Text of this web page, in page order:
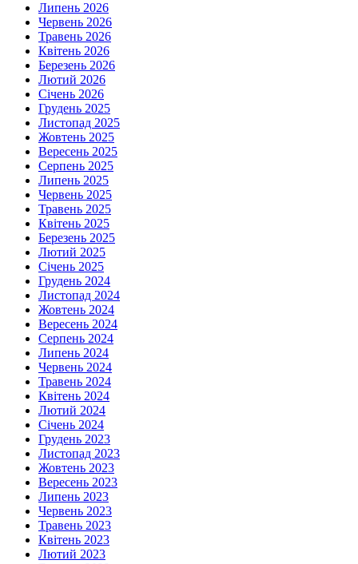
Липень 2026
Червень 2026
Травень 2026
Квітень 2026
Березень 2026
Лютий 2026
Січень 2026
Грудень 2025
Листопад 2025
Жовтень 2025
Вересень 2025
Серпень 2025
Липень 2025
Червень 2025
Травень 2025
Квітень 2025
Березень 2025
Лютий 2025
Січень 2025
Грудень 2024
Листопад 2024
Жовтень 2024
Вересень 2024
Серпень 2024
Липень 2024
Червень 2024
Травень 2024
Квітень 2024
Лютий 2024
Січень 2024
Грудень 2023
Листопад 2023
Жовтень 2023
Вересень 2023
Липень 2023
Червень 2023
Травень 2023
Квітень 2023
Лютий 2023